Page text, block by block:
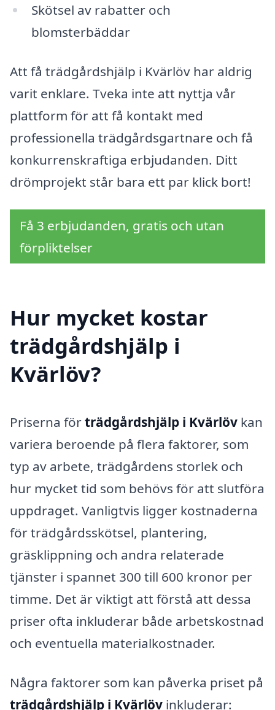
Skötsel av rabatter och
blomsterbäddar
Att få trädgårdshjälp i Kvärlöv har aldrig
varit enklare. Tveka inte att nyttja vår
plattform för att få kontakt med
professionella trädgårdsgartnare och få
konkurrenskraftiga erbjudanden. Ditt
drömprojekt står bara ett par klick bort!
Få 3 erbjudanden, gratis och utan
förpliktelser
Hur mycket kostar
trädgårdshjälp i
Kvärlöv?
Priserna förträdgårdshjälp i Kvärlöv kan
variera beroende på flera faktorer, som
typ av arbete, trädgårdens storlek och
hur mycket tid som behövs för att slutföra
uppdraget. Vanligtvis ligger kostnaderna
för trädgårdsskötsel, plantering,
gräsklippning och andra relaterade
tjänster i spannet 300 till 600 kronor per
timme. Det är viktigt att förstå att dessa
priser ofta inkluderar både arbetskostnad
och eventuella materialkostnader.
Några faktorer som kan påverka priset på
trädgårdshjälp i Kvärlöv inkluderar: